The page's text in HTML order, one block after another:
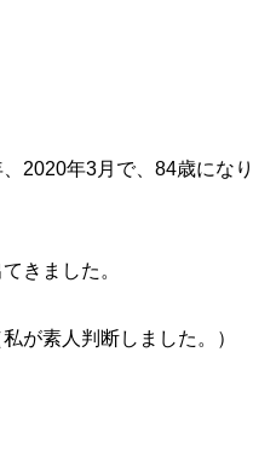
2020年3月で、84歳になり
きました。
が素人判断しました。）